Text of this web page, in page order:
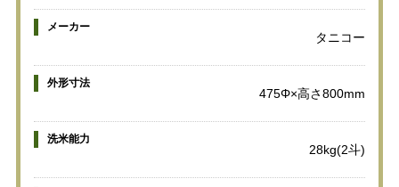
メーカー
タニコー
外形寸法
475Φ×高さ800mm
洗米能力
28kg(2斗)